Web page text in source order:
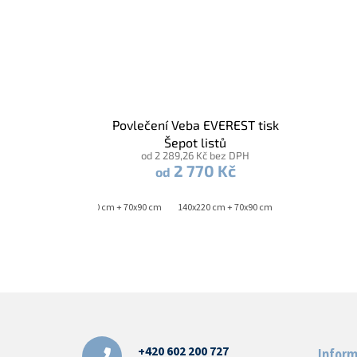
Povlečení Veba EVEREST tisk
Šepot listů
od 2 289,26 Kč bez DPH
od 2 770 Kč
140x200 cm + 70x90 cm 140x220 cm + 70x90 cm
+420 602 200 727